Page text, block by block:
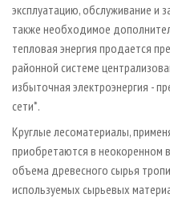
эксплуатацию, обслуживание и
также необходимое
тепловая энергия продается
районной системе
избыточная электроэнергия -
сети*.
Круглые лесоматериалы,
приобретаются в неокоренном
объема древесного сырья
используемых сырьевых